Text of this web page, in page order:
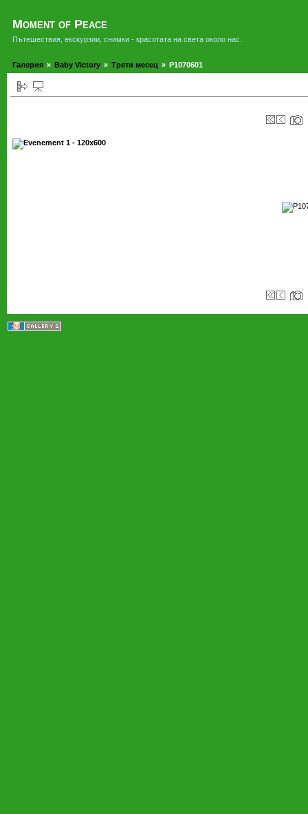
Moment of Peace
Пътешествия, екскурзии, снимки - красотата на света около нас.
Галерия » Baby Victory » Трети месец » P1070601